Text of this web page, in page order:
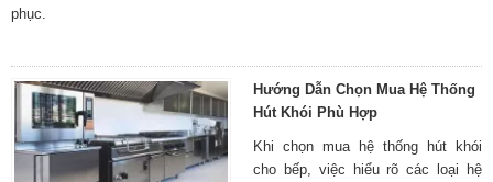
phục.
Hướng Dẫn Chọn Mua Hệ Thống
Hút Khói Phù Hợp
Khi chọn mua hệ thống hút khói
cho bếp, việc hiểu rõ các loại hệ